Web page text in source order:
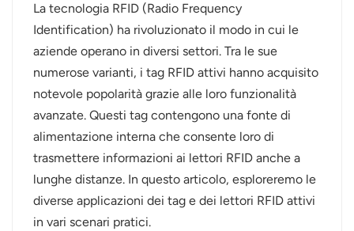
Türk
Ελληνικά
Polski
แบบไทย
La tecnologia RFID (Radio Frequency
Identification) ha rivoluzionato il modo in cui le
aziende operano in diversi settori. Tra le sue
numerose varianti, i tag RFID attivi hanno acquisito
notevole popolarità grazie alle loro funzionalità
avanzate. Questi tag contengono una fonte di
alimentazione interna che consente loro di
trasmettere informazioni ai lettori RFID anche a
lunghe distanze. In questo articolo, esploreremo le
diverse applicazioni dei tag e dei lettori RFID attivi
in ​​vari scenari pratici.